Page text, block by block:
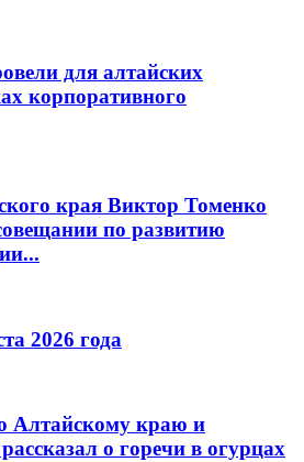
для алтайских
корпоративного
края Виктор Томенко
по развитию
2026 года
Алтайскому краю и
о горечи в огурцах